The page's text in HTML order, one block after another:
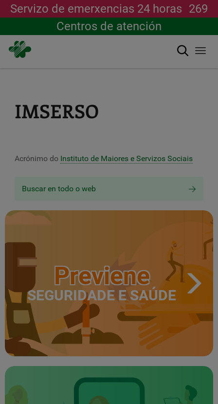
Servizo de emerxencias 24 horas 269
Centros de atención
Buscar
IMSERSO
Acrónimo do Instituto de Maiores e Servizos Sociais
Buscar en todo o web
Previene
SEGURIDADE E SAÚDE